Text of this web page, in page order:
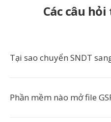
Các câu
Tại sao chuyển SNDT
Phần mềm nào mở file